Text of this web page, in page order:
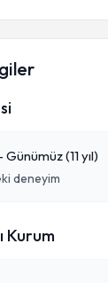
(11 yıl)
deneyim
Kurum